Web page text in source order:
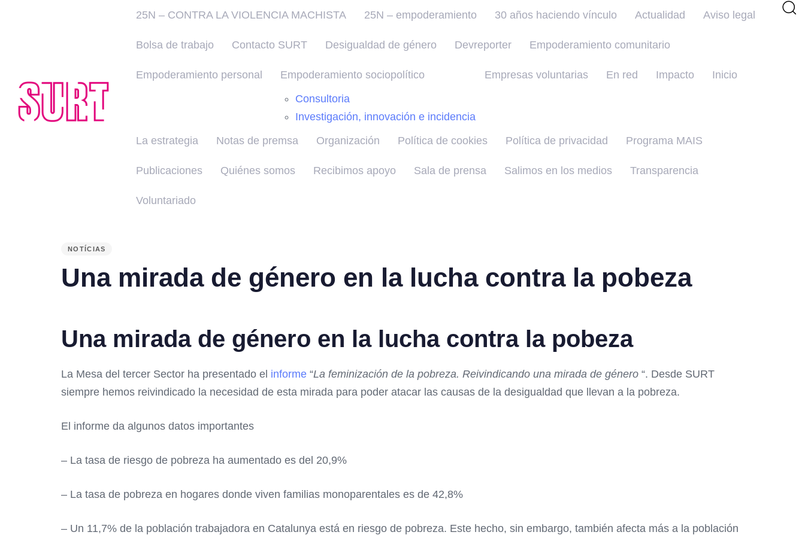
25N – CONTRA LA VIOLENCIA MACHISTA 25N – empoderamiento 30 años haciendo vínculo Actualidad Aviso legal
Bolsa de trabajo Contacto SURT Desigualdad de género Devreporter Empoderamiento comunitario
Empoderamiento personal
Empoderamiento sociopolítico
Consultoria
Investigación, innovación e incidencia
Empresas voluntarias En red Impacto Inicio
La estrategia Notas de premsa Organización Política de cookies Política de privacidad Programa MAIS
Publicaciones Quiénes somos Recibimos apoyo Sala de prensa Salimos en los medios Transparencia
Voluntariado
NOTÍCIAS
Una mirada de género en la lucha contra la pobeza
Una mirada de género en la lucha contra la pobeza
La Mesa del tercer Sector ha presentado el informe “La feminización de la pobreza. Reivindicando una mirada de género “. Desde SURT
siempre hemos reivindicado la necesidad de esta mirada para poder atacar las causas de la desigualdad que llevan a la pobreza.
El informe da algunos datos importantes
– La tasa de riesgo de pobreza ha aumentado es del 20,9%
– La tasa de pobreza en hogares donde viven familias monoparentales es de 42,8%
– Un 11,7% de la población trabajadora en Catalunya está en riesgo de pobreza. Este hecho, sin embargo, también afecta más a la población